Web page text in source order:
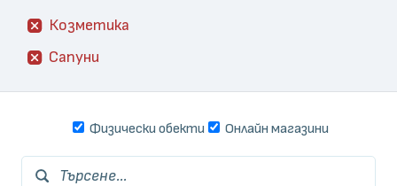
Козметика
Сапуни
Физически обекти Онлайн магазини
Търсене...